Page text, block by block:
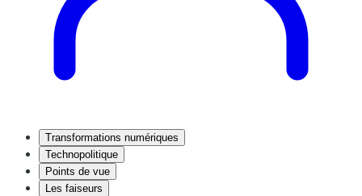
Transformations numériques
Technopolitique
Points de vue
Les faiseurs